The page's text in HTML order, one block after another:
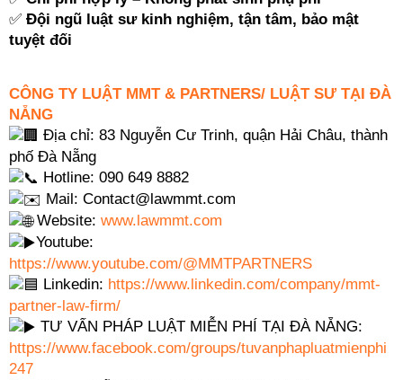
✅ Đội ngũ luật sư kinh nghiệm, tận tâm, bảo mật
tuyệt đối
CÔNG TY LUẬT MMT & PARTNERS/ LUẬT SƯ TẠI ĐÀ
NẴNG
Địa chỉ: 83 Nguyễn Cư Trinh, quận Hải Châu, thành
phố Đà Nẵng
Hotline: 090 649 8882
Mail: Contact@lawmmt.com
Website: www.lawmmt.com
Youtube:
https://www.youtube.com/@MMTPARTNERS
Linkedin: https://www.linkedin.com/company/mmt-
partner-law-firm/
TƯ VẤN PHÁP LUẬT MIỄN PHÍ TẠI ĐÀ NẴNG:
https://www.facebook.com/groups/tuvanphapluatmienphi
247